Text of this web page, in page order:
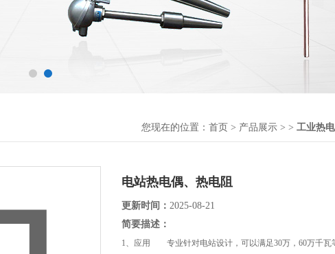
您现在的位置： 首页 > 产品展示 > > 工业热
电站热电偶、热电阻
更新时间： 2025-08-21
简要描述：
1、应用 专业针对电站设计，可以满足30万，60万千瓦